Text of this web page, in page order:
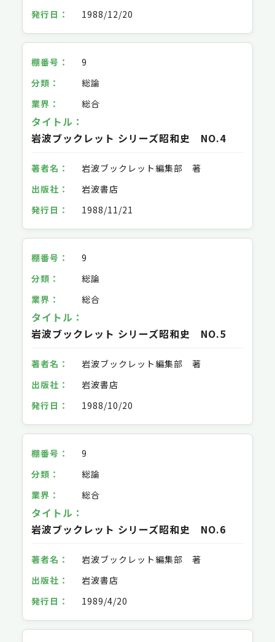
1988/12/20
9
総論
総合
岩波ブックレット シリーズ昭和史 NO.4
岩波ブックレット編集部 著
岩波書店
1988/11/21
9
総論
総合
岩波ブックレット シリーズ昭和史 NO.5
岩波ブックレット編集部 著
岩波書店
1988/10/20
9
総論
総合
岩波ブックレット シリーズ昭和史 NO.6
岩波ブックレット編集部 著
岩波書店
1989/4/20